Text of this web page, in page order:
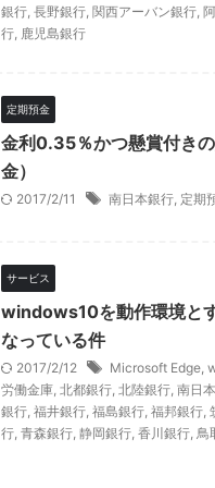
銀行, 長野銀行, 関西アーバン銀行,
行, 鹿児島銀行
定期預金
金利0.35％かつ懸賞付き
金）
2017/2/11 南日本銀行, 定期
サービス
windows10を動作環境と
なっている件
2017/2/12 Microsoft Edge,
労働金庫, 北都銀行, 北陸銀行, 南日
銀行, 福井銀行, 福島銀行, 福邦銀行,
行, 青森銀行, 静岡銀行, 香川銀行, 鳥